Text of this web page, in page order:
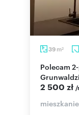
39 m2
Polecam 2-pokojowe mieszkanie na
2 500 zł